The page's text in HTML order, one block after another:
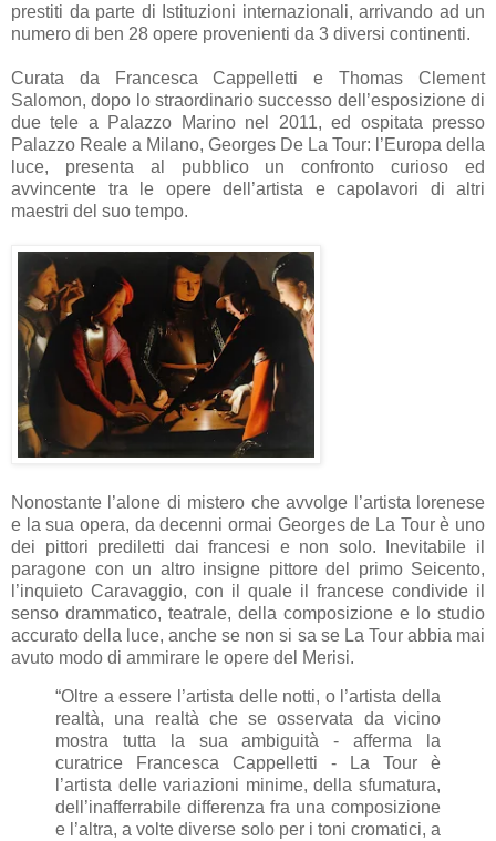
prestiti da parte di Istituzioni internazionali, arrivando ad un
numero di ben 28 opere provenienti da 3 diversi continenti.
Curata da Francesca Cappelletti e Thomas Clement
Salomon, dopo lo straordinario successo dell’esposizione di
due tele a Palazzo Marino nel 2011, ed ospitata presso
Palazzo Reale a Milano, Georges De La Tour: l’Europa della
luce, presenta al pubblico un confronto curioso ed
avvincente tra le opere dell’artista e capolavori di altri
maestri del suo tempo.
Nonostante l’alone di mistero che avvolge l’artista lorenese
e la sua opera, da decenni ormai Georges de La Tour è uno
dei pittori prediletti dai francesi e non solo. Inevitabile il
paragone con un altro insigne pittore del primo Seicento,
l’inquieto Caravaggio, con il quale il francese condivide il
senso drammatico, teatrale, della composizione e lo studio
accurato della luce, anche se non si sa se La Tour abbia mai
avuto modo di ammirare le opere del Merisi.
“Oltre a essere l’artista delle notti, o l’artista della
realtà, una realtà che se osservata da vicino
mostra tutta la sua ambiguità ‐ afferma la
curatrice Francesca Cappelletti ‐ La Tour è
l’artista delle variazioni minime, della sfumatura,
dell’inafferrabile differenza fra una composizione
e l’altra, a volte diverse solo per i toni cromatici, a